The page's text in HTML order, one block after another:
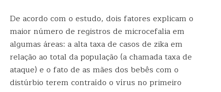
De acordo com o estudo, dois fatores explicam o
maior número de registros de microcefalia em
algumas áreas: a alta taxa de casos de zika em
relação ao total da população (a chamada taxa de
ataque) e o fato de as mães dos bebês com o
distúrbio terem contraído o vírus no primeiro